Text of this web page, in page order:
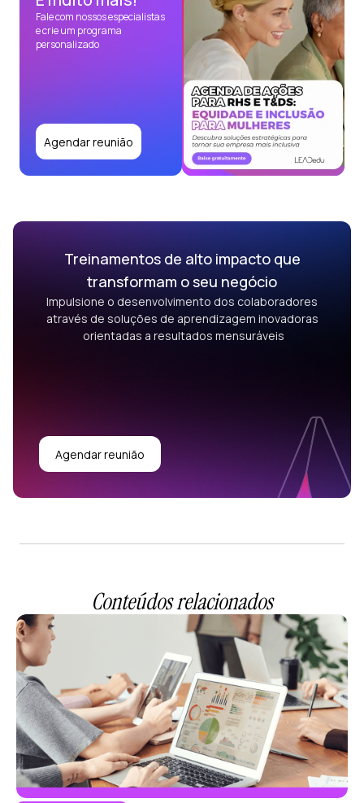
Fale com nossos especialistas
e crie um programa
personalizado
Agendar reunião
Treinamentos de alto impacto que
transformam o seu negócio
Impulsione o desenvolvimento dos colaboradores
através de soluções de aprendizagem inovadoras
orientadas a resultados mensuráveis
Agendar reunião
Conteúdos relacionados